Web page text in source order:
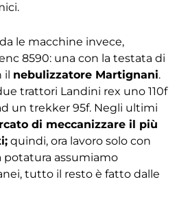
le macchine invece,
8590: una con la testata di
il nebulizzatore Martignani.
trattori Landini rex uno 110f
un trekker 95f. Negli ultimi
di meccanizzare il più
quindi, ora lavoro solo con
potatura assumiamo
tutto il resto è fatto dalle